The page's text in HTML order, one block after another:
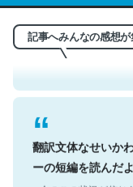
記事へみんなの感想が
─今のこの状況が信じ
翻訳文体なせいか
ーの短編を読んだ